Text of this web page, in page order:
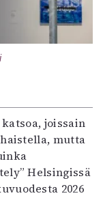
joissain
mutta
Helsingissä
2026